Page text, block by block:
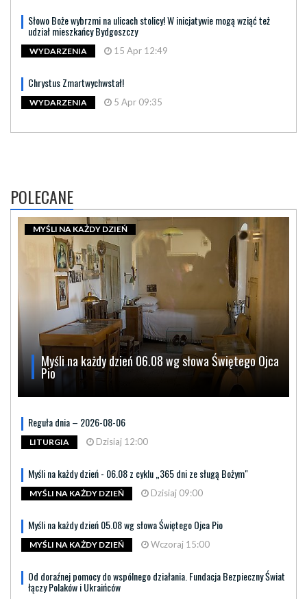
Słowo Boże wybrzmi na ulicach stolicy! W inicjatywie mogą wziąć też
udział mieszkańcy Bydgoszczy
WYDARZENIA 15 Apr 12:49
Chrystus Zmartwychwstał!
WYDARZENIA 5 Apr 09:35
POLECANE
Myśli na każdy dzień 06.08 wg słowa Świętego Ojca
Pio
MYŚLI NA KAŻDY DZIEŃ
Reguła dnia – 2026-08-06
LITURGIA Dzisiaj 12:00
Myśli na każdy dzień - 06.08 z cyklu „365 dni ze sługą Bożym"
MYŚLI NA KAŻDY DZIEŃ Dzisiaj 09:00
Myśli na każdy dzień 05.08 wg słowa Świętego Ojca Pio
MYŚLI NA KAŻDY DZIEŃ Wczoraj 15:00
Od doraźnej pomocy do wspólnego działania. Fundacja Bezpieczny Świat
łączy Polaków i Ukraińców